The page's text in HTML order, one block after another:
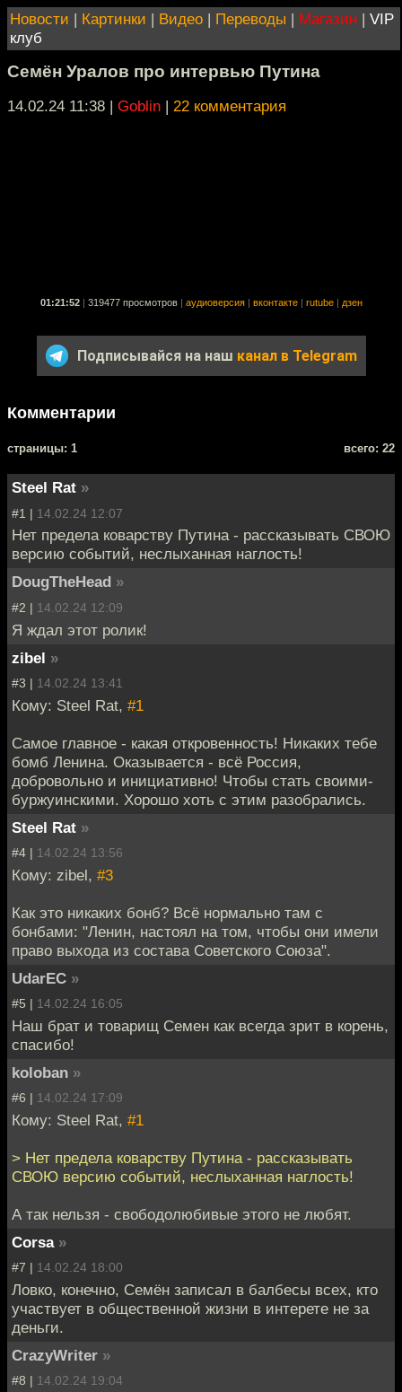
Новости | Картинки | Видео | Переводы | Магазин | VIP
клуб
Семён Уралов про интервью Путина
14.02.24 11:38 | Goblin | 22 комментария
01:21:52 319477 просмотров аудиоверсия вконтакте rutube дзен
Подписывайся на наш канал в Telegram
Комментарии
cтраницы: 1 всего: 22
Steel Rat »
#1 | 14.02.24 12:07
Нет предела коварству Путина - рассказывать СВОЮ
версию событий, неслыханная наглость!
DougTheHead »
#2 | 14.02.24 12:09
Я ждал этот ролик!
zibel »
#3 | 14.02.24 13:41
Кому: Steel Rat, #1
Самое главное - какая откровенность! Никаких тебе
бомб Ленина. Оказывается - всё Россия,
добровольно и инициативно! Чтобы стать своими-
буржуинскими. Хорошо хоть с этим разобрались.
Steel Rat »
#4 | 14.02.24 13:56
Кому: zibel, #3
Как это никаких бонб? Всё нормально там с
бонбами: "Ленин, настоял на том, чтобы они имели
право выхода из состава Советского Союза".
UdarEC »
#5 | 14.02.24 16:05
Наш брат и товарищ Семен как всегда зрит в корень,
спасибо!
koloban »
#6 | 14.02.24 17:09
Кому: Steel Rat, #1
> Нет предела коварству Путина - рассказывать
СВОЮ версию событий, неслыханная наглость!
А так нельзя - свободолюбивые этого не любят.
Corsa »
#7 | 14.02.24 18:00
Ловко, конечно, Семён записал в балбесы всех, кто
участвует в общественной жизни в интерете не за
деньги.
CrazyWriter »
#8 | 14.02.24 19:04